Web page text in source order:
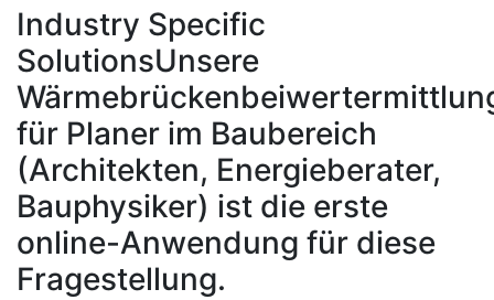
Industry Specific
SolutionsUnsere
für Planer im Baubereich
(Architekten, Energieberater,
Bauphysiker) ist die erste
online-Anwendung für diese
Fragestellung.